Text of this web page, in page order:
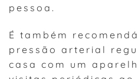
pessoa.
É também
pressão arterial
casa com um